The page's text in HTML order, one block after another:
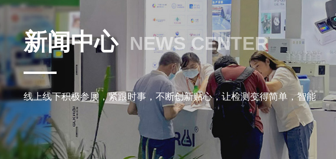
新闻中心 NEWS CENTER
线上线下积极参展，紧跟时事，不断创新贴心，让检测变得简单，智能